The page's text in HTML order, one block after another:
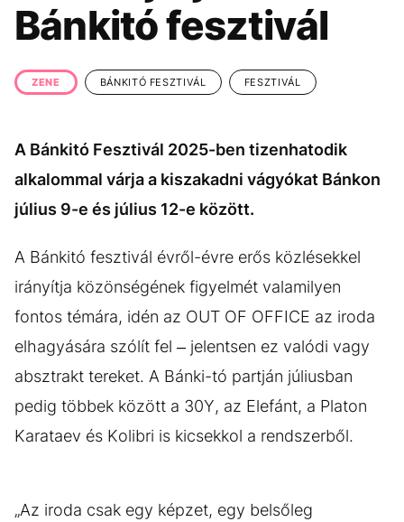
KÖZÉLET
ÉLETMÓD DESIGN
BESZÉLGETÉSEK ARCOK
GASZTRO
Bánkitó fesztivál
ZENE BÁNKITÓ FESZTIVÁL FESZTIVÁL
A Bánkitó Fesztivál 2025-ben tizenhatodik
alkalommal várja a kiszakadni vágyókat Bánkon
július 9-e és július 12-e között.
A Bánkitó fesztivál évről-évre erős közlésekkel
irányítja közönségének figyelmét valamilyen
fontos témára, idén az OUT OF OFFICE az iroda
elhagyására szólít fel – jelentsen ez valódi vagy
absztrakt tereket. A Bánki-tó partján júliusban
pedig többek között a 30Y, az Elefánt, a Platon
Karataev és Kolibri is kicsekkol a rendszerből.
„Az iroda csak egy képzet, egy belsőleg